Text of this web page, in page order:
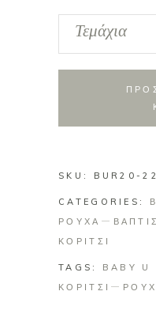
Βαπτιστικό
Τεμάχια
SKU: BUR20-
CATEGORIES:
ΡΟΥΧΑ
ΚΟΡΙΤΣΙ
TAGS: BABY U
ΚΟΡΙΤΣΙ